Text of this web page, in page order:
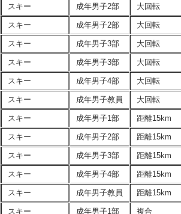
スキー 成年男子2部 大回転
スキー 成年男子2部 大回転
スキー 成年男子3部 大回転
スキー 成年男子3部 大回転
スキー 成年男子4部 大回転
スキー 成年男子教員 大回転
スキー 成年男子1部 距離15km
スキー 成年男子2部 距離15km
スキー 成年男子3部 距離15km
スキー 成年男子4部 距離15km
スキー 成年男子教員 距離15km
スキー 成年男子1部 複合